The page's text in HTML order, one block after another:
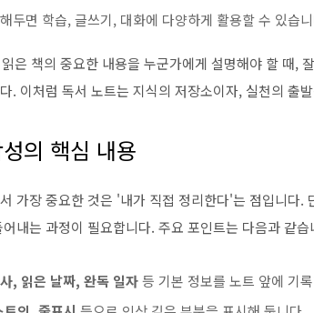
두면 학습, 글쓰기, 대화에 다양하게 활용할 수 있습
은 책의 중요한 내용을 누군가에게 설명해야 할 때,
. 이처럼 독서 노트는 지식의 저장소이자, 실천의 출
의 핵심 내용
가장 중요한 것은 '내가 직접 정리한다'는 점입니다.
내는 과정이 필요합니다. 주요 포인트는 다음과 같습
, 읽은 날짜, 완독 일자등 기본 정보를 노트 앞에 기